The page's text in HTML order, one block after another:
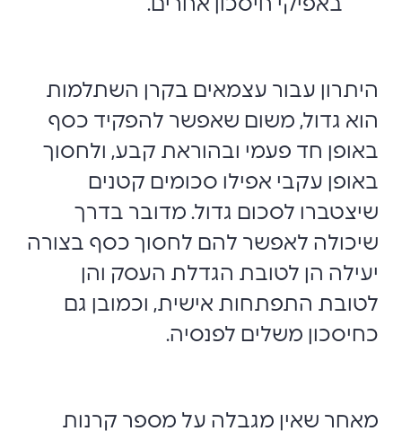
באפיקי חיסכון אחרים.
היתרון עבור עצמאים בקרן השתלמות
הוא גדול, משום שאפשר להפקיד כסף
באופן חד פעמי ובהוראת קבע, ולחסוך
באופן עקבי אפילו סכומים קטנים
שיצטברו לסכום גדול. מדובר בדרך
שיכולה לאפשר להם לחסוך כסף בצורה
יעילה הן לטובת הגדלת העסק והן
לטובת התפתחות אישית, וכמובן גם
כחיסכון משלים לפנסיה.
מאחר שאין מגבלה על מספר קרנות